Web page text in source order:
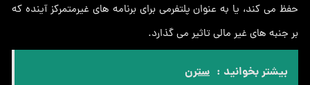
حفظ می کند، یا به عنوان پلتفرمی برای برنامه های غیرمتمرکز آینده که
بر جنبه های غیر مالی تاثیر می گذارد.
بیشتر بخوانید : سترن